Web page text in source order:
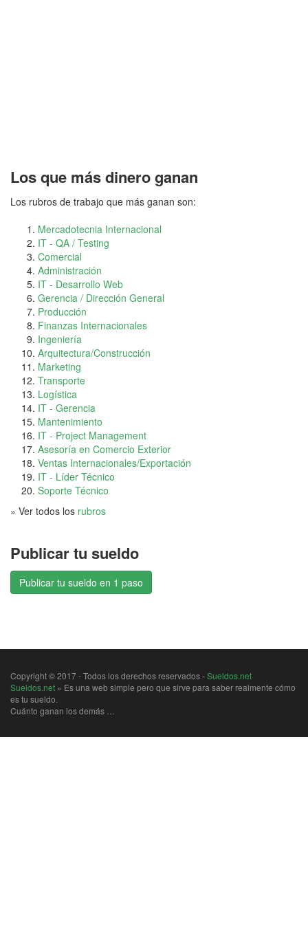
Los que más dinero ganan
Los rubros de trabajo que más ganan son:
Mercadotecnia Internacional
IT - QA / Testing
Comercial
Administración
IT - Desarrollo Web
Gerencia / Dirección General
Producción
Finanzas Internacionales
Ingeniería
Arquitectura/Construcción
Marketing
Transporte
Logística
IT - Gerencia
Mantenimiento
IT - Project Management
Asesoría en Comercio Exterior
Ventas Internacionales/Exportación
IT - Líder Técnico
Soporte Técnico
» Ver todos los rubros
Publicar tu sueldo
Publicar tu sueldo en 1 paso
Copyright © 2017 - Todos los derechos reservados -Sueldos.net
Sueldos.net » Es una web simple pero que sirve para saber realmente cómo
es tu sueldo.
Cuánto ganan los demás …